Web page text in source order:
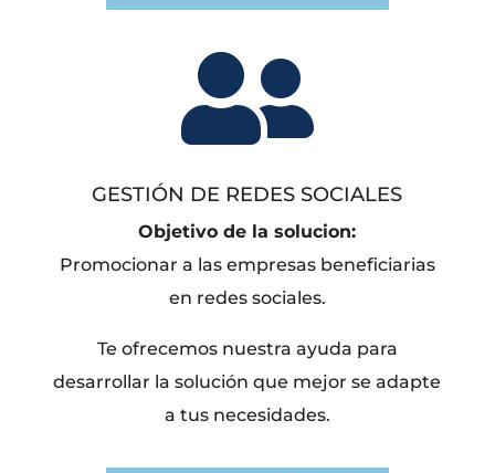

GESTIÓN DE REDES SOCIALES
Objetivo de la solucion:
Promocionar a las empresas beneficiarias
en redes sociales.
Te ofrecemos nuestra ayuda para
desarrollar la solución que mejor se adapte
a tus necesidades.